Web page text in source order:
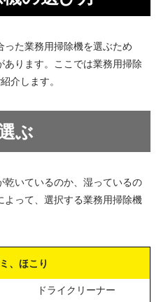
た業務用掃除機を選ぶため
ります。ここでは業務用掃除
介します。
ぶ
いているのか、湿っているの
って、選択する業務用掃除機
、ほこり
ドライクリーナー